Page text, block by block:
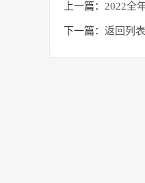
上一篇： 2022全
下一篇： 返回列表